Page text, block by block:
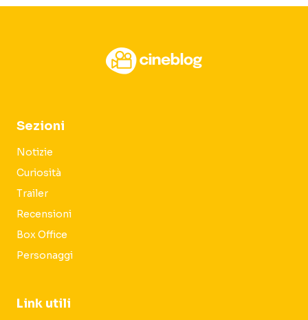
Sezioni
Notizie
Curiosità
Trailer
Recensioni
Box Office
Personaggi
Link utili